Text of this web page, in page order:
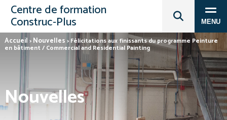
Centre de formation
Construc‑Plus MENU
Accueil > Nouvelles > Félicitations aux finissants du programme Peinture
en bâtiment / Commercial and Residential Painting
Nouvelles